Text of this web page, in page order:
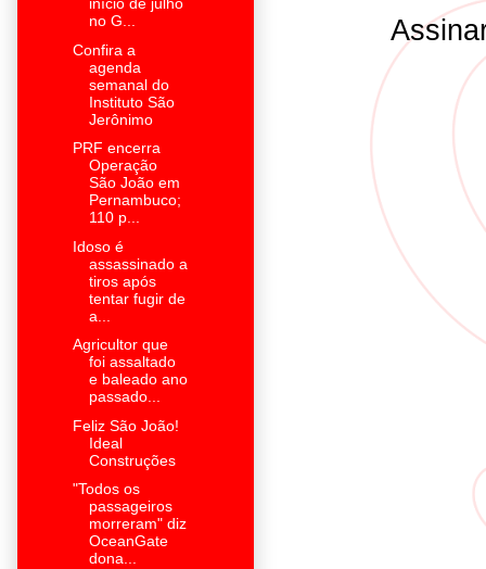
início de julho
no G...
Confira a
agenda
semanal do
Instituto São
Jerônimo
PRF encerra
Operação
São João em
Pernambuco;
110 p...
Idoso é
assassinado a
tiros após
tentar fugir de
a...
Agricultor que
foi assaltado
e baleado ano
passado...
Feliz São João!
Ideal
Construções
"Todos os
passageiros
morreram" diz
OceanGate
dona...